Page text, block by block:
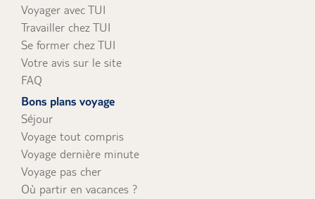
Voyager avec TUI
Travailler chez TUI
Se former chez TUI
Votre avis sur le site
FAQ
Bons plans voyage
Séjour
Voyage tout compris
Voyage dernière minute
Voyage pas cher
Où partir en vacances ?